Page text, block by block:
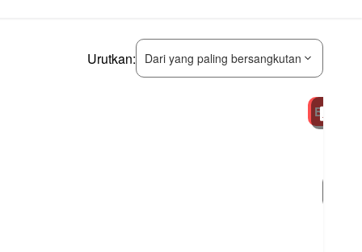
Urutkan: Dari yang paling bersangkutan
Baru